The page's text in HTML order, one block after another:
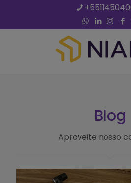
Blog
Aproveite nosso